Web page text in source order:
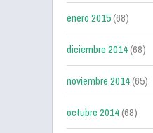
enero 2015(68)
diciembre 2014(68)
noviembre 2014(65)
octubre 2014(68)